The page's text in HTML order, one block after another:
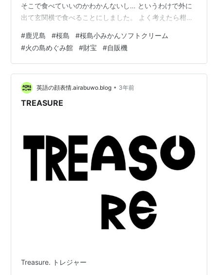
そこで食べていいのかわかんないし… というわけで外に
出て玄関横で食べることにしました。 よく考えたら柑橘
ムって初めてだったんですよね。 フワフワ食感とさわや
かな酸味と甘味で幸せに浸っていたら、玄関横にある自
販機からこんな会話が聞こえてきました。 振り返ってみ
たら、桜島港フェリーターミナルで桜島フェリーの料金
にびっくりしてくれた方達でした。 お2人とも桜島を楽
しんでらっしゃるようです(*´艸`)…
#鹿児島 #桜島 #桜島小みかんソフトクリーム
#火の島めぐみ館 #財宝 #自販機
英語の顔表情.airabuwo.blog • 3年前
TREASURE
Treasure. トレジャー